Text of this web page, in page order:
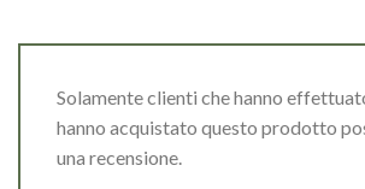
Solamente clienti che hanno
hanno acquistato questo prodotto
una recensione.